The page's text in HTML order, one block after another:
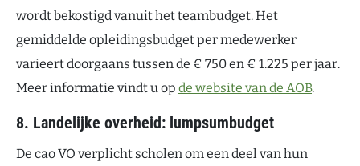
wordt bekostigd vanuit het teambudget. Het
gemiddelde opleidingsbudget per medewerker
varieert doorgaans tussen de € 750 en € 1.225 per jaar.
Meer informatie vindt u op de website van de AOB.
8. Landelijke overheid: lumpsumbudget
De cao VO verplicht scholen om een deel van hun